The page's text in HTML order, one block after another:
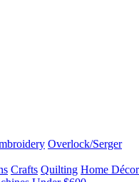
Overlock/Serger
Crafts Quilting Home Décor